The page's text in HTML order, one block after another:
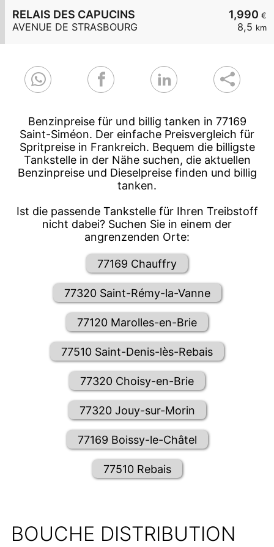
1,990 €
8,5 km
RELAIS DES CAPUCINS
AVENUE DE STRASBOURG
Benzinpreise für und billig tanken in 77169
Saint-Siméon. Der einfache Preisvergleich für
Spritpreise in Frankreich. Bequem die billigste
Tankstelle in der Nähe suchen, die aktuellen
Benzinpreise und Dieselpreise finden und billig
tanken.
Ist die passende Tankstelle für Ihren Treibstoff
nicht dabei? Suchen Sie in einem der
angrenzenden Orte:
77169 Chauffry
77320 Saint-Rémy-la-Vanne
77120 Marolles-en-Brie
77510 Saint-Denis-lès-Rebais
77320 Choisy-en-Brie
77320 Jouy-sur-Morin
77169 Boissy-le-Châtel
77510 Rebais
BOUCHE DISTRIBUTION